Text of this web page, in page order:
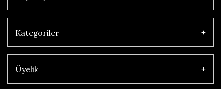
Kategoriler
Üyelik